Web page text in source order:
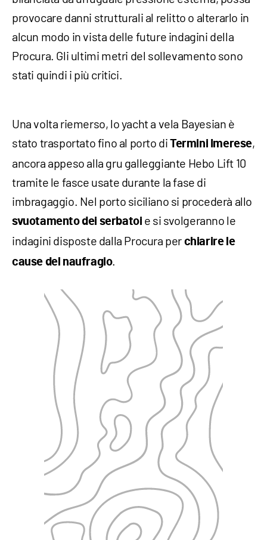
provocare danni strutturali al relitto o alterarlo in
alcun modo in vista delle future indagini della
Procura. Gli ultimi metri del sollevamento sono
stati quindi i più critici.
Una volta riemerso, lo yacht a vela Bayesian è
stato trasportato fino al porto diTermini Imerese,
ancora appeso alla gru galleggiante Hebo Lift 10
tramite le fasce usate durante la fase di
imbragaggio. Nel porto siciliano si procederà allo
svuotamento dei serbatoi e si svolgeranno le
indagini disposte dalla Procura per chiarire le
cause del naufragio.